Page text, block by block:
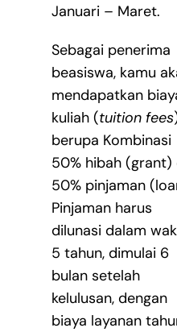
Januari – Maret.
Sebagai penerima
beasiswa, kamu
mendapatkan
kuliah (tuition fees
berupa Kombinasi
50% hibah (grant)
50% pinjaman
Pinjaman harus
dilunasi dalam
5 tahun, dimulai 6
bulan setelah
kelulusan, dengan
biaya layanan